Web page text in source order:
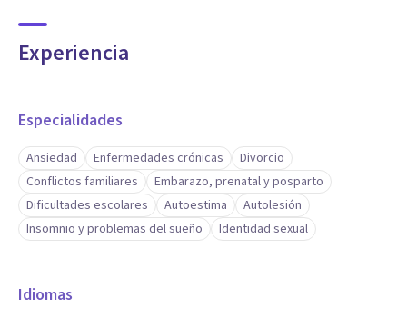
Experiencia
Especialidades
Ansiedad Enfermedades crónicas
Divorcio
Conflictos familiares
Embarazo, prenatal y posparto
Dificultades escolares
Autoestima
Autolesión
Insomnio y problemas del sueño
Identidad sexual
Idiomas